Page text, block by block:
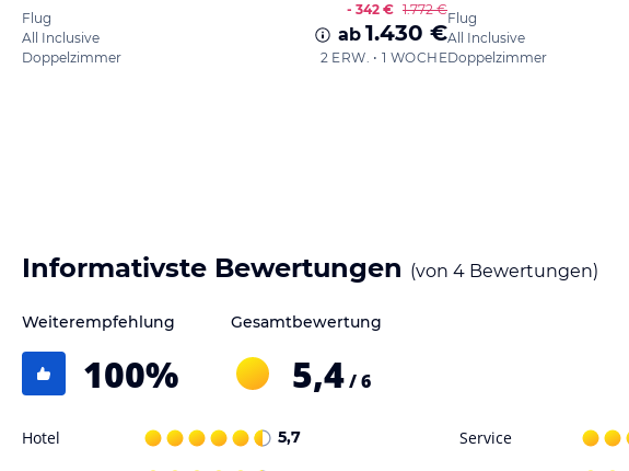
Flug
All Inclusive
Doppelzimmer
- 342 € 1.772 €
ab 1.430 €
2 ERW. • 1 WOCHE
Flug
All Inclusive
Doppelzimmer
Informativste Bewertungen (von 4 Bewertungen)
Weiterempfehlung
100%
Gesamtbewertung
5,4/ 6
Hotel 5,7 Service